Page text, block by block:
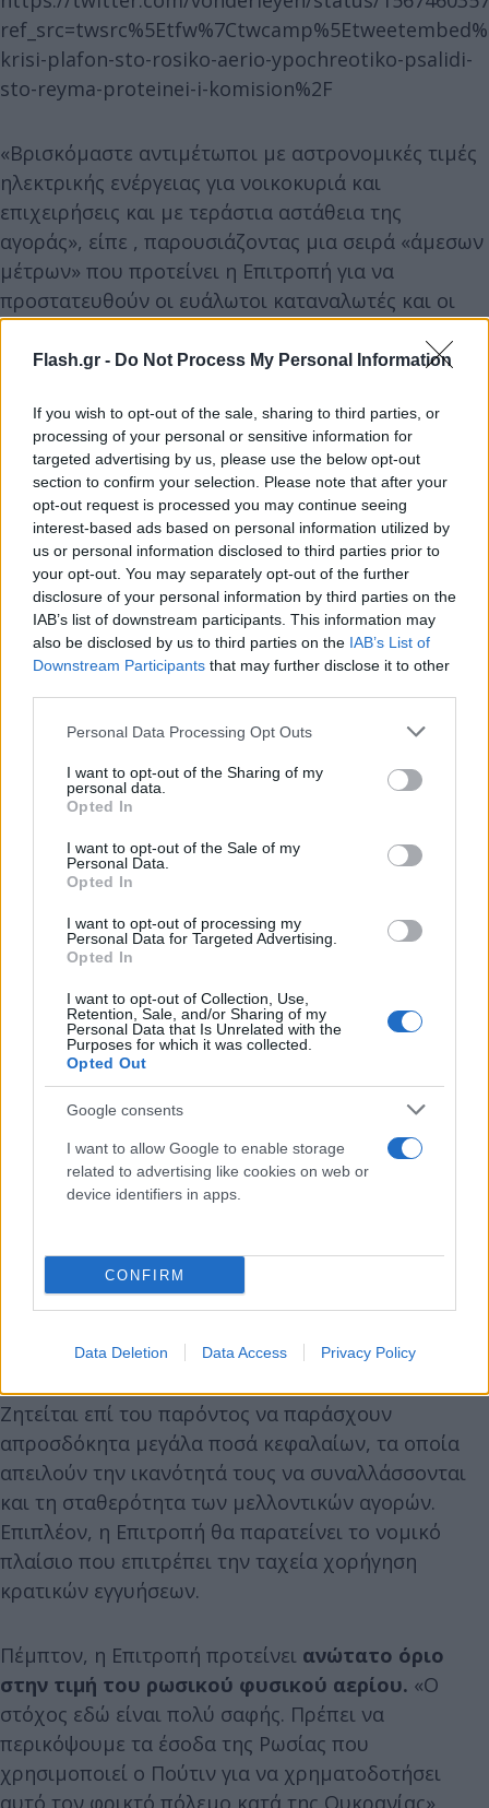
Flash.gr - Do Not Process My Personal Information
If you wish to opt-out of the sale, sharing to third parties, or
processing of your personal or sensitive information for
targeted advertising by us, please use the below opt-out
section to confirm your selection. Please note that after your
opt-out request is processed you may continue seeing
interest-based ads based on personal information utilized by
us or personal information disclosed to third parties prior to
your opt-out. You may separately opt-out of the further
disclosure of your personal information by third parties on the
IAB’s list of downstream participants. This information may
also be disclosed by us to third parties on the IAB’s List of
Downstream Participants that may further disclose it to other
Please note that this website/app uses one or more Google
not limited to your visit or usage behaviour. You may click to
grant or deny consent to Google and its third-party tags to
use your data for below specified purposes in below Google
consent section.
Personal Data Processing Opt Outs
I want to opt-out of the Sharing of my
personal data.
Opted In
I want to opt-out of the Sale of my
Personal Data.
Opted In
I want to opt-out of processing my
Personal Data for Targeted Advertising.
Opted In
I want to opt-out of Collection, Use,
Retention, Sale, and/or Sharing of my
Personal Data that Is Unrelated with the
Purposes for which it was collected.
Opted Out
Google consents
I want to allow Google to enable storage
related to advertising like cookies on web or
device identifiers in apps.
CONFIRM
Data Deletion Data Access Privacy Policy
krisi-plafon-sto-rosiko-aerio-ypochreotiko-psalidi-
sto-reyma-proteinei-i-komision%2F
«Βρισκόμαστε αντιμέτωποι με αστρονομικές τιμές
ηλεκτρικής ενέργειας για νοικοκυριά και
επιχειρήσεις και με τεράστια αστάθεια της
αγοράς», είπε , παρουσιάζοντας μια σειρά «άμεσων
μέτρων» που προτείνει η Επιτροπή για να
προστατευθούν οι ευάλωτοι καταναλωτές και οι
επιχειρήσεις:
εξοικονόμηση ηλεκτρικής ενέργειας»,δηλαδή
«έναν υποχρεωτικό στόχο για τη μείωση της
χρήσης ηλεκτρικής ενέργειας στις ώρες αιχμής».
«Θα συνεργαστούμε στενά με τα κράτη μέλη για να
το πετύχουμε αυτό», σημείωσε η Ούρσουλα φον
ντερ Λάιεν.
Δεύτερον, η Επιτροπή προτείνειανώτατο όριο
στα έσοδα των εταιρειών που παράγουν
ηλεκτρική ενέργεια με χαμηλό κόστος.Οι πηγές
ενέργειας με χαμηλές εκπομπές άνθρακα
αντικατοπτρίζουν το κόστος παραγωγής τους. «Θα
προτείνουμε την εκ νέου διοχέτευση αυτών των
απροσδόκητων κερδών για να υποστηρίξουμε
ευάλωτα άτομα και εταιρείες να προσαρμοστούν»,
Τρίτον,το ίδιο πρέπει να ισχύει και για τα
απροσδόκητα κέρδη των εταιρειών ορυκτών
καυσίμων.Οι εταιρείες πετρελαίου και φυσικού
αερίου έχουν επίσης τεράστια κέρδη. Ως εκ τούτου,
η Επιτροπή θα προτείνει συνεισφορά αλληλεγγύης
για τις εταιρείες ορυκτών καυσίμων. Τα κράτη μέλη
θα πρέπει να επενδύσουν αυτά τα έσοδα για να
στηρίξουν τα ευάλωτα νοικοκυριά και να
επενδύσουν σε καθαρές εγχώριες πηγές ενέργειας.
Τέταρτον, η Επιτροπή προτείνει τη διευκόλυνση
της ρευστότητας από τα κράτη-μέλη για τις
κοινής ωφέλειας πρέπει να υποστηριχθούν για να
αντιμετωπίσουν την αστάθεια των αγορών.
Ζητείται επί του παρόντος να παράσχουν
απροσδόκητα μεγάλα ποσά κεφαλαίων, τα οποία
απειλούν την ικανότητά τους να συναλλάσσονται
και τη σταθερότητα των μελλοντικών αγορών.
Επιπλέον, η Επιτροπή θα παρατείνει το νομικό
πλαίσιο που επιτρέπει την ταχεία χορήγηση
κρατικών εγγυήσεων.
Πέμπτον, η Επιτροπή προτείνει ανώτατο όριο
στην τιμή του ρωσικού φυσικού αερίου. «Ο
στόχος εδώ είναι πολύ σαφής. Πρέπει να
περικόψουμε τα έσοδα της Ρωσίας που
χρησιμοποιεί ο Πούτιν για να χρηματοδοτήσει
αυτό τον φρικτό πόλεμο κατά της Ουκρανίας»,